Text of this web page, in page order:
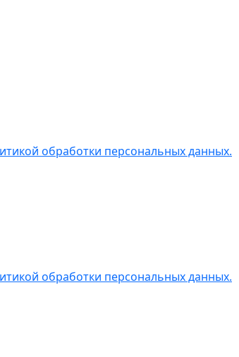
обработки персональных данных.
обработки персональных данных.